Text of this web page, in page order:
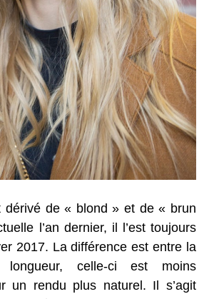
dérivé de « blond » et de « brun
l’an dernier, il l’est toujours
2017. La différence est entre la
celle-ci est moins
un rendu plus naturel. Il s’agit